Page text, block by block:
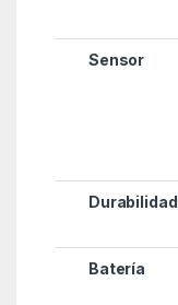
Sensor
Durabilidad
Batería